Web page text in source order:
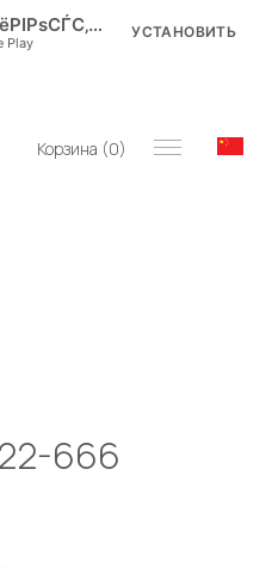
Корзина (0)
666
Zuma Р’Р»Р°РґРёРІРѕСЃС‚РѕРє
Play
УСТАНОВИТЬ